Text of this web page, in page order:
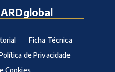
Ficha Técnica
de Privacidade
Cookies